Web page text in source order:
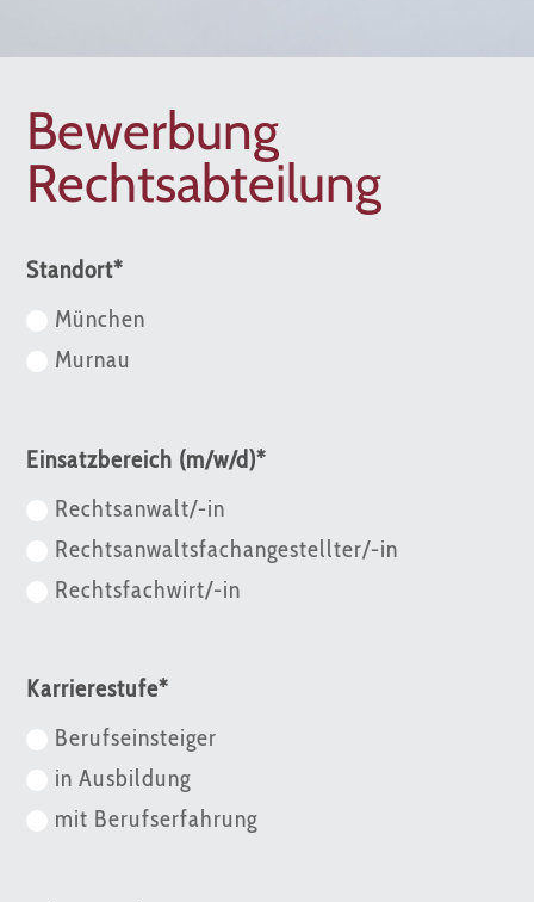
Bewerbung
Rechtsabteilung
Standort*
München
Murnau
Einsatzbereich (m/w/d)*
Rechtsanwalt/-in
Rechtsanwaltsfachangestellter/-in
Rechtsfachwirt/-in
Karrierestufe*
Berufseinsteiger
in Ausbildung
mit Berufserfahrung